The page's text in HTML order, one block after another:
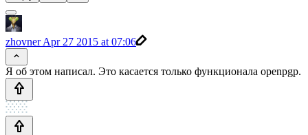
zhovnerApr 27 2015 at 07:06
Я об этом написал. Это касается только функционала openpgp.